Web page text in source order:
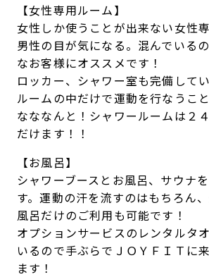
【女性専用ルーム】
女性しか使うことが出来ない女性
男性の目が気になる。混んでいる
なお客様にオススメです！
ロッカー、シャワー室も完備して
ルームの中だけで運動を行なうこ
なななんと！シャワールームは２
だけます！！
【お風呂】
シャワーブースとお風呂、サウナ
す。運動の汗を流すのはもちろん
風呂だけのご利用も可能です！
オプションサービスのレンタルタ
いるので手ぶらでＪＯＹＦＩＴに
ます！